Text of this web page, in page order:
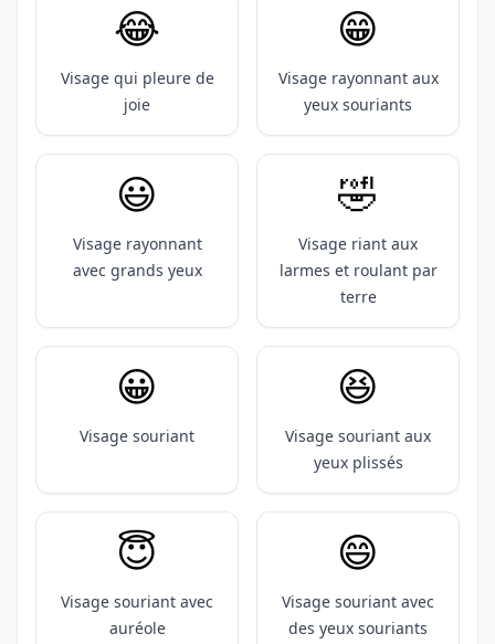
😂
Visage qui pleure de
joie
😁
Visage rayonnant aux
yeux souriants
😃
Visage rayonnant
avec grands yeux
🤣
Visage riant aux
larmes et roulant par
terre
😀
Visage souriant
😆
Visage souriant aux
yeux plissés
😇
Visage souriant avec
auréole
😄
Visage souriant avec
des yeux souriants